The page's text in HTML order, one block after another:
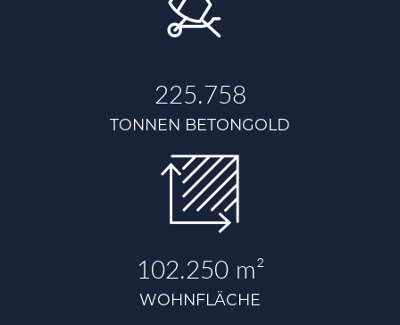
TONNEN BETONGOLD
225.758
WOHNFLÄCHE
102.250 m²